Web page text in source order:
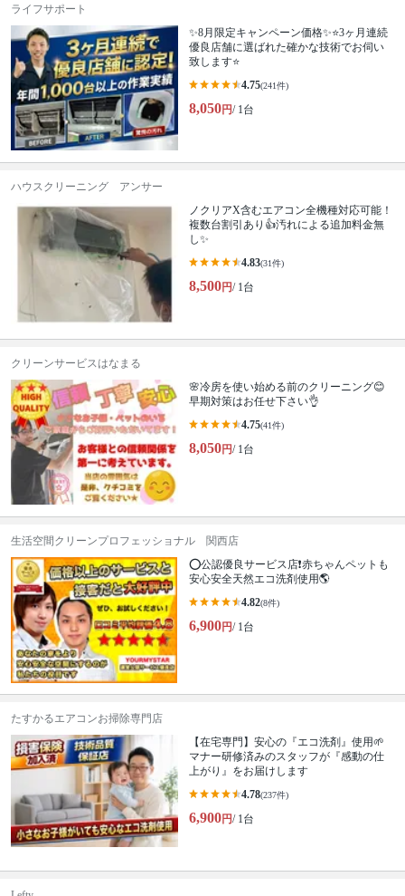
ライフサポート
✨8月限定キャンペーン価格✨⭐️3ヶ月連続
優良店舗に選ばれた確かな技術でお伺い
致します⭐️
4.75(241件)
8,050円/ 1台
ハウスクリーニング アンサー
ノクリアX含むエアコン全機種対応可能！
複数台割引あり👍汚れによる追加料金無
し✨
4.83(31件)
8,500円/ 1台
クリーンサービスはなまる
🌸冷房を使い始める前のクリーニング😊
早期対策はお任せ下さい👌
4.75(41件)
8,050円/ 1台
生活空間クリーンプロフェッショナル 関西店
⭕公認優良サービス店❗赤ちゃんペットも
安心安全天然エコ洗剤使用🌎
4.82(8件)
6,900円/ 1台
たすかるエアコンお掃除専門店
【在宅専門】安心の『エコ洗剤』使用🌱
マナー研修済みのスタッフが『感動の仕
上がり』をお届けします
4.78(237件)
6,900円/ 1台